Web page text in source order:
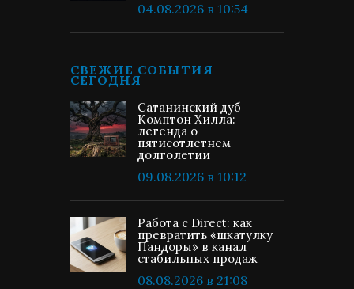
04.08.2026 в 10:54
СВЕЖИЕ СОБЫТИЯ
СЕГОДНЯ
Сатанинский дуб
Комптон Хилла:
легенда о
пятисотлетнем
долголетии
09.08.2026 в 10:12
Работа с Direct: как
превратить «шкатулку
Пандоры» в канал
стабильных продаж
08.08.2026 в 21:08